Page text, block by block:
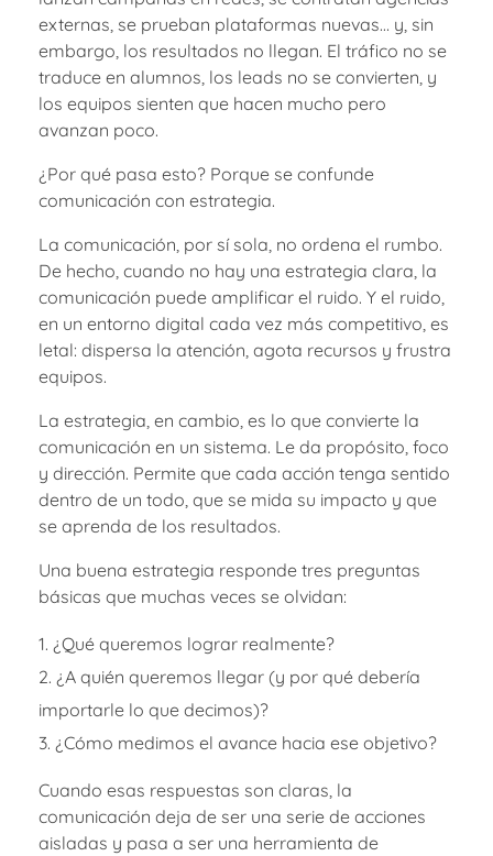
externas, se prueban plataformas nuevas… y, sin
embargo, los resultados no llegan. El tráfico no se
traduce en alumnos, los leads no se convierten, y
los equipos sienten que hacen mucho pero
avanzan poco.
¿Por qué pasa esto? Porque se confunde
comunicación con estrategia.
La comunicación, por sí sola, no ordena el rumbo.
De hecho, cuando no hay una estrategia clara, la
comunicación puede amplificar el ruido. Y el ruido,
en un entorno digital cada vez más competitivo, es
letal: dispersa la atención, agota recursos y frustra
equipos.
La estrategia, en cambio, es lo que convierte la
comunicación en un sistema. Le da propósito, foco
y dirección. Permite que cada acción tenga sentido
dentro de un todo, que se mida su impacto y que
se aprenda de los resultados.
Una buena estrategia responde tres preguntas
básicas que muchas veces se olvidan:
¿Qué queremos lograr realmente?
¿A quién queremos llegar (y por qué debería
importarle lo que decimos)?
¿Cómo medimos el avance hacia ese objetivo?
Cuando esas respuestas son claras, la
comunicación deja de ser una serie de acciones
aisladas y pasa a ser una herramienta de